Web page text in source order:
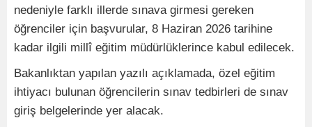
nedeniyle farklı illerde sınava girmesi gereken
öğrenciler için başvurular, 8 Haziran 2026 tarihine
kadar ilgili millî eğitim müdürlüklerince kabul edilecek.
Bakanlıktan yapılan yazılı açıklamada, özel eğitim
ihtiyacı bulunan öğrencilerin sınav tedbirleri de sınav
giriş belgelerinde yer alacak.